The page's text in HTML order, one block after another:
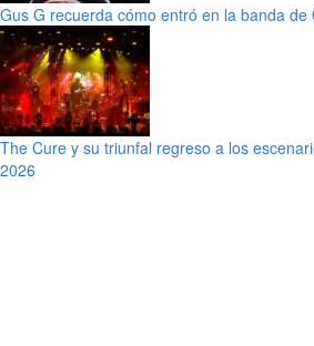
Gus G recuerda cómo entró en la banda de
The Cure y su triunfal regreso a los
2026